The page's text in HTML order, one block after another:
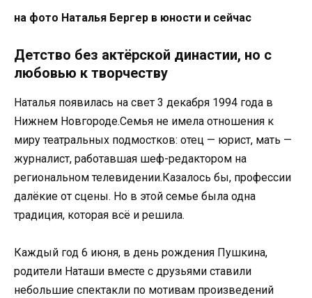
на фото Наталья Бергер в юности и сейчас
Детство без актёрской династии, но с
любовью к творчеству
Наталья появилась на свет 3 декабря 1994 года в
Нижнем Новгороде.Семья не имела отношения к
миру театральных подмостков: отец — юрист, мать —
журналист, работавшая шеф-редактором на
региональном телевидении.Казалось бы, профессии
далёкие от сцены. Но в этой семье была одна
традиция, которая всё и решила.
Каждый год 6 июня, в день рождения Пушкина,
родители Наташи вместе с друзьями ставили
небольшие спектакли по мотивам произведений